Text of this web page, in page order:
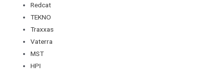
Redcat
TEKNO
Traxxas
Vaterra
MST
HPI